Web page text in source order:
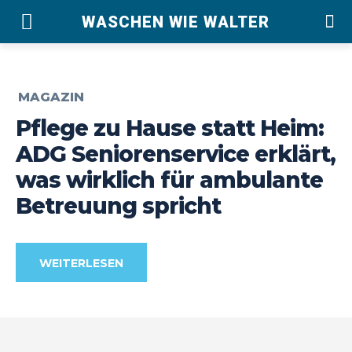
WASCHEN WIE WALTER
MAGAZIN
Pflege zu Hause statt Heim:
ADG Seniorenservice erklärt,
was wirklich für ambulante
Betreuung spricht
WEITERLESEN